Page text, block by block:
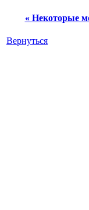
« Некоторые
Вернуться